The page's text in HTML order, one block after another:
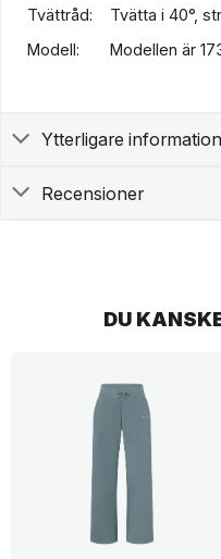
Tvättråd:
Tvätta i 40°,
Modell:
Modellen är
Ytterligare information
Recensioner
DU